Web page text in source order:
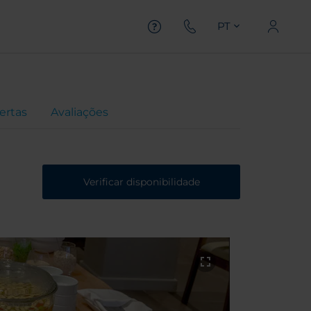
PT
Avaliações
Verificar disponibilidade